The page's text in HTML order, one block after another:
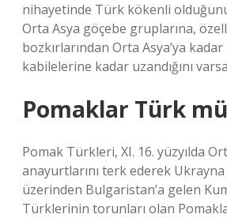
nihayetinde Türk kökenli
Orta Asya göçebe gruplarına,
bozkırlarından Orta Asya’ya
kabilelerine kadar uzandığını
Pomaklar Türk
Pomak Türkleri, XI. 16. yüzyılda
anayurtlarını terk ederek Ukrayna
üzerinden Bulgaristan’a gelen
Türklerinin torunları olan